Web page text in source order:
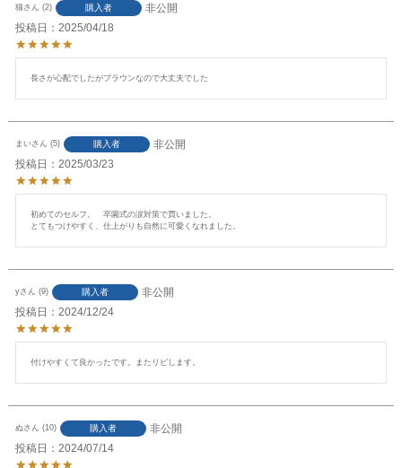
猫 2 購入者
非公開
投稿日
2025/04/18
長さが心配でしたがブラウンなので大丈夫でした
まい 5 購入者
非公開
投稿日
2025/03/23
初めてのセルフ。　卒園式の涙対策で買いました。
とてもつけやすく、仕上がりも自然に可愛くなれました。
y 9 購入者
非公開
投稿日
2024/12/24
付けやすくて良かったです。またリピします。
ぬ 10 購入者
非公開
投稿日
2024/07/14